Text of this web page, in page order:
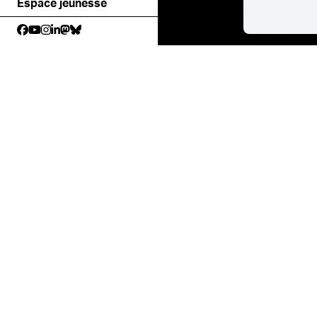
Espace jeunesse